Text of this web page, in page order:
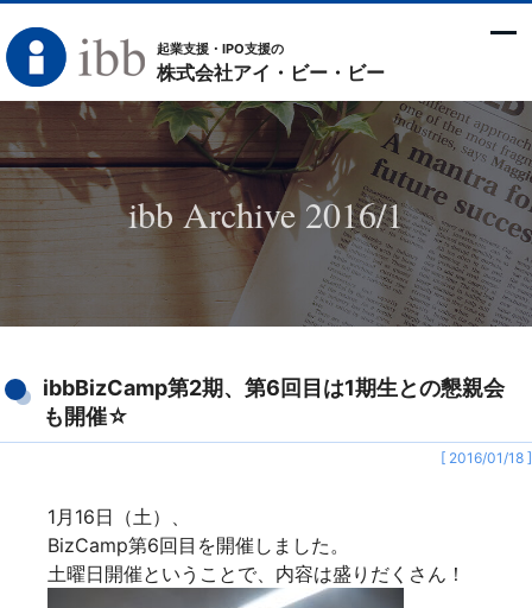
起業支援・IPO支援の
株式会社アイ・ビー・ビー
ibb Archive 2016/1
ibbBizCamp第2期、第6回目は1期生との懇親会
も開催☆
[ 2016/01/18 ]
1月16日（土）、
BizCamp第6回目を開催しました。
土曜日開催ということで、内容は盛りだくさん！